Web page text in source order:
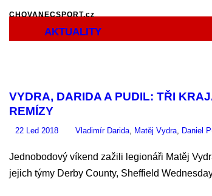
CHOVANECSPORT.cz
AKTUALITY
VYDRA, DARIDA A PUDIL: TŘI
REMÍZY
22 Led 2018 Vladimír Darida, Matěj Vydra, Daniel
Jednobodový víkend zažili legionáři Matěj
jejich týmy Derby County, Sheffield